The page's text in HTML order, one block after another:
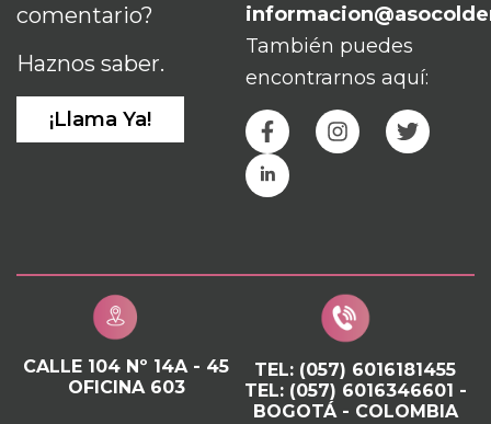
comentario?
Haznos saber.
¡Llama Ya!
También puedes
encontrarnos aquí:
CALLE 104 Nº 14A - 45
OFICINA 603
TEL: (057) 6016181455
TEL: (057) 6016346601 -
BOGOTÁ - COLOMBIA